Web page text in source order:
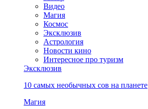
Видео
Магия
Космос
Эксклюзив
Астрология
Новости кино
Интересное про туризм
Эксклюзив
10 самых необычных сов на планете
Магия